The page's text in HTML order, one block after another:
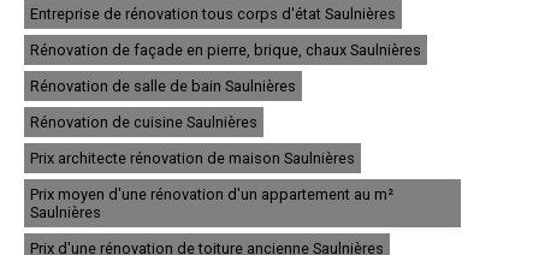
- Entreprise de rénovation immobilière à Épernon
- Entreprise de rénovation immobilière à Lèves
- Entreprise de rénovation immobilière à Maintenon
- Entreprise de rénovation immobilière à Bonneval
- Entreprise de rénovation immobilière à Nogent-le-Roi
- Entreprise de rénovation immobilière à Auneau
- Entreprise de rénovation immobilière à Saint-Lubin-des-Joncherets
- Entreprise de rénovation immobilière à Le Coudray
- Entreprise de rénovation immobilière à Saint-Rémy-sur-Avre
- Entreprise de rénovation immobilière à Brou
- Entreprise de rénovation immobilière à La Loupe
- Entreprise de rénovation immobilière à Gallardon
Entreprise de rénovation tous corps d'état Saulnières
Rénovation de façade en pierre, brique, chaux Saulnières
Rénovation de salle de bain Saulnières
Rénovation de cuisine Saulnières
Prix architecte rénovation de maison Saulnières
Prix moyen d'une rénovation d'un appartement au m²
Saulnières
Prix d'une rénovation de toiture ancienne Saulnières